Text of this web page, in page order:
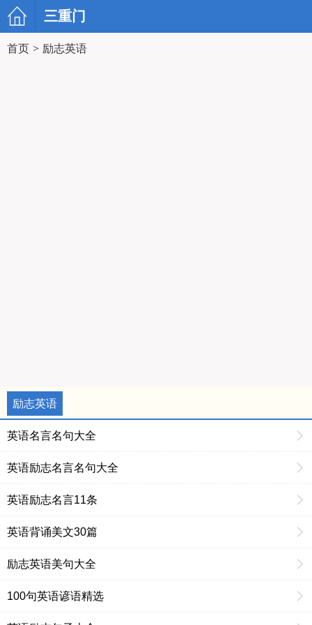
三重门
首页 > 励志英语
励志英语
英语名言名句大全
英语励志名言名句大全
英语励志名言11条
英语背诵美文30篇
励志英语美句大全
100句英语谚语精选